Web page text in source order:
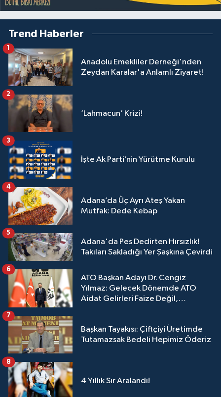
Trend Haberler
Anadolu Emekliler Derneği'nden
Zeydan Karalar'a Anlamlı Ziyaret!
1
‘Lahmacun’ Krizi!
2
İşte Ak Parti’nin Yürütme Kurulu
3
Adana’da Üç Ayrı Ateş Yakan
Mutfak: Dede Kebap
4
Adana'da Pes Dedirten Hırsızlık!
Takıları Sakladığı Yer Şaşkına Çevirdi
5
ATO Başkan Adayı Dr. Cengiz
Yılmaz: Gelecek Dönemde ATO
Aidat Gelirleri Faize Değil,
6
Başkan Tayakısı: Çiftçiyi Üretimde
Tutamazsak Bedeli Hepimiz Öderiz
7
4 Yıllık Sır Aralandı!
8